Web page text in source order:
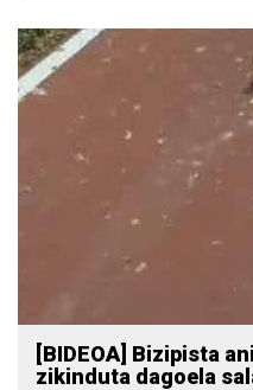
[BIDEOA] Bizipista
zikinduta dagoela